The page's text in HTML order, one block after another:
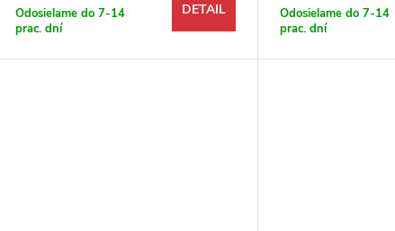
Odosielame do 7-14
prac. dní
DETAIL
Odosielame do 7-14
prac. dní